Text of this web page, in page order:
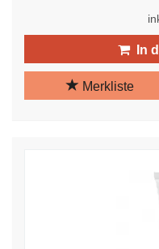
In
Merkliste